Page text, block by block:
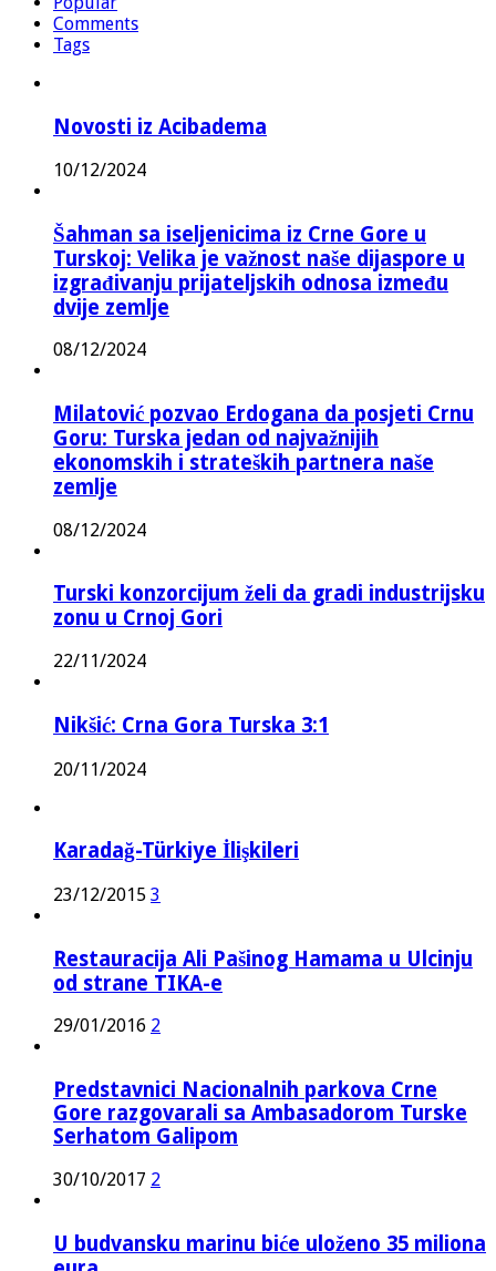
Comments
Tags
Novosti iz Acibadema
10/12/2024
Šahman sa iseljenicima iz Crne Gore u
Turskoj: Velika je važnost naše dijaspore u
izgrađivanju prijateljskih odnosa između
dvije zemlje
08/12/2024
Milatović pozvao Erdogana da posjeti Crnu
Goru: Turska jedan od najvažnijih
ekonomskih i strateških partnera naše
zemlje
08/12/2024
Turski konzorcijum želi da gradi industrijsku
zonu u Crnoj Gori
22/11/2024
Nikšić: Crna Gora Turska 3:1
20/11/2024
Karadağ-Türkiye İlişkileri
23/12/2015 3
Restauracija Ali Pašinog Hamama u Ulcinju
od strane TIKA-e
29/01/2016 2
Predstavnici Nacionalnih parkova Crne
Gore razgovarali sa Ambasadorom Turske
Serhatom Galipom
30/10/2017 2
U budvansku marinu biće uloženo 35 miliona